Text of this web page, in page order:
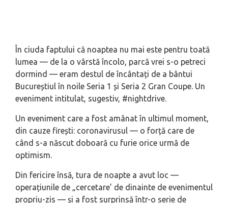
În ciuda faptului că noaptea nu mai este pentru toată
lumea — de la o vârstă încolo, parcă vrei s-o petreci
dormind — eram destul de încântați de a bântui
Bucureștiul în noile Seria 1 și Seria 2 Gran Coupe. Un
eveniment intitulat, sugestiv, #nightdrive.
Un eveniment care a fost amânat în ultimul moment,
din cauze firești: coronavirusul — o forță care de
când s-a născut doboară cu furie orice urmă de
optimism.
Din fericire însă, tura de noapte a avut loc —
operațiunile de „cercetare’ de dinainte de evenimentul
propriu-zis — și a fost surprinsă într-o serie de